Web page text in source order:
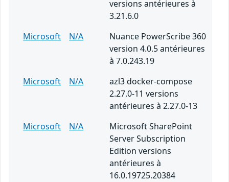
versions antérieures à
3.21.6.0
Microsoft
N/A
Nuance PowerScribe 360
version 4.0.5 antérieures
à 7.0.243.19
Microsoft
N/A
azl3 docker-compose
2.27.0-11 versions
antérieures à 2.27.0-13
Microsoft
N/A
Microsoft SharePoint
Server Subscription
Edition versions
antérieures à
16.0.19725.20384